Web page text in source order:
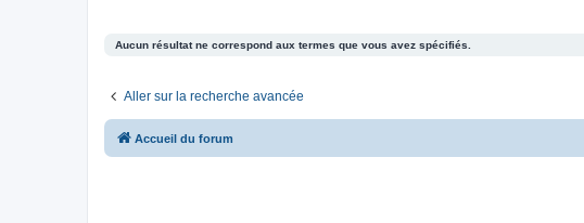
Aucun résultat ne correspond aux termes que vous avez spécifiés.
Aller sur la recherche avancée
Accueil du forum